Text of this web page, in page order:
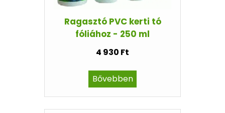
Ragasztó PVC kerti tó
fóliához - 250 ml
4 930 Ft
Bővebben